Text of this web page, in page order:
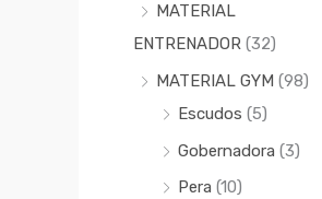
MATERIAL
ENTRENADOR (32)
MATERIAL GYM (98)
Escudos (5)
Gobernadora (3)
Pera (10)